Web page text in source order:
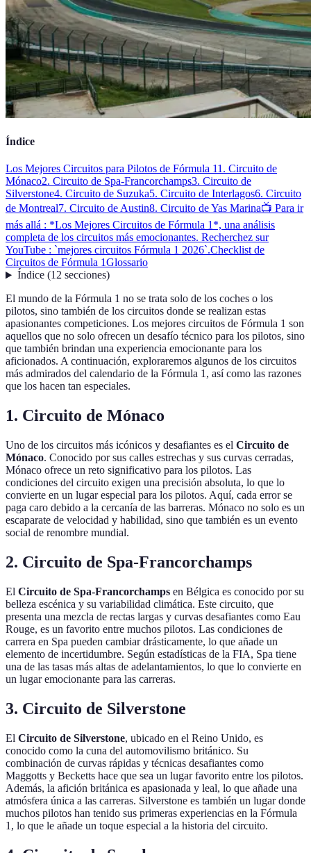
Índice
Los Mejores Circuitos para Pilotos de Fórmula 11. Circuito de
Mónaco2. Circuito de Spa-Francorchamps3. Circuito de
Silverstone4. Circuito de Suzuka5. Circuito de Interlagos6. Circuito
de Montreal7. Circuito de Austin8. Circuito de Yas Marina📺 Para ir
más allá : *Los Mejores Circuitos de Fórmula 1*, una análisis
completa de los circuitos más emocionantes. Recherchez sur
YouTube : `mejores circuitos Fórmula 1 2026`.Checklist de
Circuitos de Fórmula 1Glossario
Índice(12 secciones)
El mundo de la Fórmula 1 no se trata solo de los coches o los
pilotos, sino también de los circuitos donde se realizan estas
apasionantes competiciones. Los mejores circuitos de Fórmula 1 son
aquellos que no solo ofrecen un desafío técnico para los pilotos, sino
que también brindan una experiencia emocionante para los
aficionados. A continuación, exploraremos algunos de los circuitos
más admirados del calendario de la Fórmula 1, así como las razones
que los hacen tan especiales.
1. Circuito de Mónaco
Uno de los circuitos más icónicos y desafiantes es el Circuito de
Mónaco. Conocido por sus calles estrechas y sus curvas cerradas,
Mónaco ofrece un reto significativo para los pilotos. Las
condiciones del circuito exigen una precisión absoluta, lo que lo
convierte en un lugar especial para los pilotos. Aquí, cada error se
paga caro debido a la cercanía de las barreras. Mónaco no solo es un
escaparate de velocidad y habilidad, sino que también es un evento
social de renombre mundial.
2. Circuito de Spa-Francorchamps
El Circuito de Spa-Francorchamps en Bélgica es conocido por su
belleza escénica y su variabilidad climática. Este circuito, que
presenta una mezcla de rectas largas y curvas desafiantes como Eau
Rouge, es un favorito entre muchos pilotos. Las condiciones de
carrera en Spa pueden cambiar drásticamente, lo que añade un
elemento de incertidumbre. Según estadísticas de la FIA, Spa tiene
una de las tasas más altas de adelantamientos, lo que lo convierte en
un lugar emocionante para las carreras.
3. Circuito de Silverstone
El Circuito de Silverstone, ubicado en el Reino Unido, es
conocido como la cuna del automovilismo británico. Su
combinación de curvas rápidas y técnicas desafiantes como
Maggotts y Becketts hace que sea un lugar favorito entre los pilotos.
Además, la afición británica es apasionada y leal, lo que añade una
atmósfera única a las carreras. Silverstone es también un lugar donde
muchos pilotos han tenido sus primeras experiencias en la Fórmula
1, lo que le añade un toque especial a la historia del circuito.